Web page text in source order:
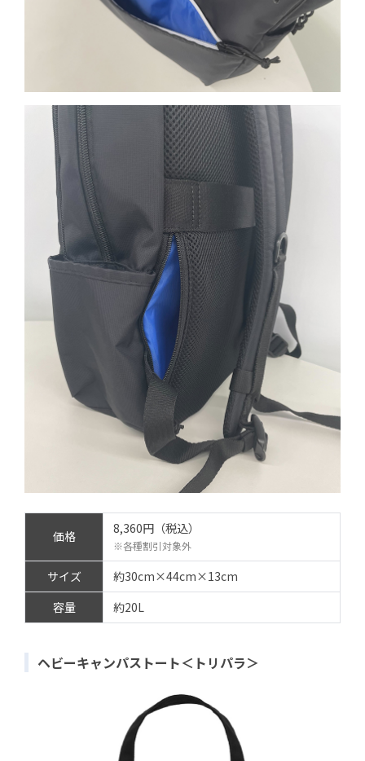
価格 8,360円（税込）
※各種割引対象外
サイズ
約30cm×44cm×13cm
容量
約20L
ヘビーキャンパストート＜トリパラ＞